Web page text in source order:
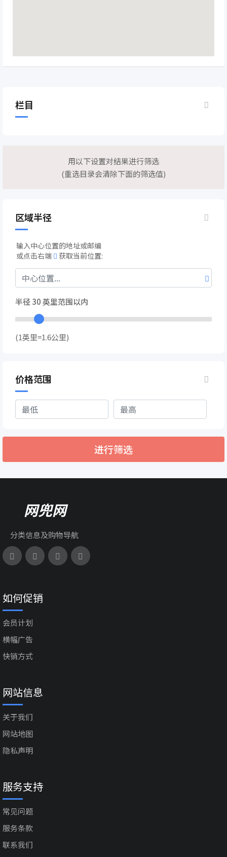
栏目
用以下设置对结果进行筛选
(重选目录会清除下面的筛选值)
区域半径
输入中心位置的地址或邮编
或点击右端
获取当前位置:
半径30英里范围以内
(1英里=1.6公里)
价格范围
进行筛选
网兜网
分类信息及购物导航
如何促销
会员计划
横幅广告
快销方式
网站信息
关于我们
网站地图
隐私声明
服务支持
常见问题
服务条款
联系我们